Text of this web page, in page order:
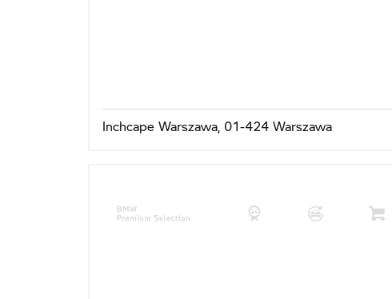
Inchcape Warszawa, 01-424 Warszawa